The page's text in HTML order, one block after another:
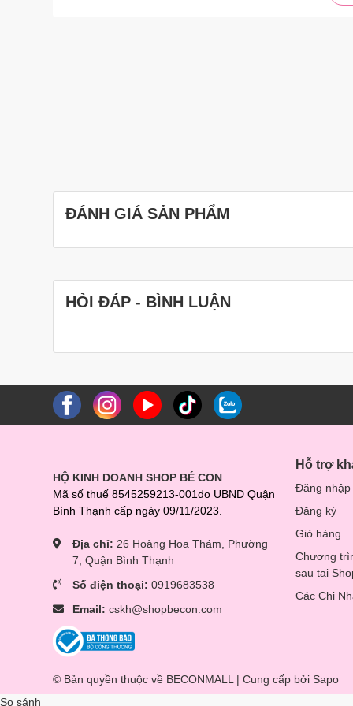
ĐÁNH GIÁ SẢN PHẨM
HỎI ĐÁP - BÌNH LUẬN
HỘ KINH DOANH SHOP BÉ CON
Mã số thuế 8545259213-001do UBND Quận
Bình Thạnh cấp ngày 09/11/2023.
Địa chỉ: 26 Hoàng Hoa Thám, Phường
7, Quận Bình Thạnh
Số điện thoại: 0919683538
Email: cskh@shopbecon.com
Hỗ trợ
Đăng nhập
Đăng ký
Giỏ hàng
Chương
sau tại
Các Chi
© Bản quyền thuộc về BECONMALL | Cung cấp bởi Sapo
So sánh